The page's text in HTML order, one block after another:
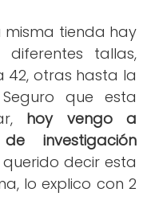
misma tienda hay
tallas,
42, otras hasta la
que esta
hoy vengo a
investigación
decir esta
lo explico con 2